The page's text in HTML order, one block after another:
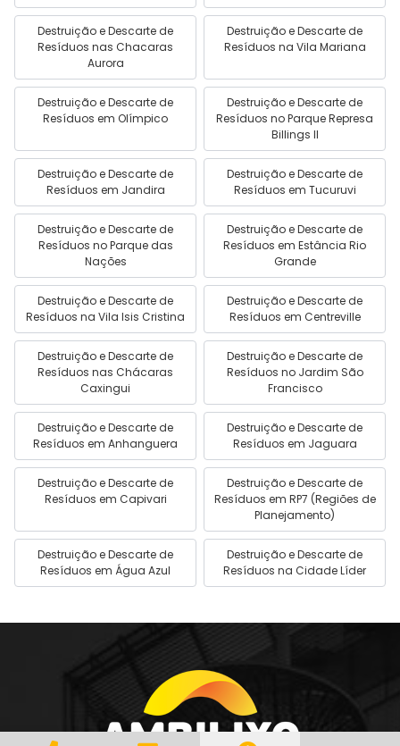
Destruição e Descarte de
Resíduos nas Chacaras
Aurora
Destruição e Descarte de
Resíduos na Vila Mariana
Destruição e Descarte de
Resíduos em Olímpico
Destruição e Descarte de
Resíduos no Parque Represa
Billings II
Destruição e Descarte de
Resíduos em Jandira
Destruição e Descarte de
Resíduos em Tucuruvi
Destruição e Descarte de
Resíduos no Parque das
Nações
Destruição e Descarte de
Resíduos em Estância Rio
Grande
Destruição e Descarte de
Resíduos na Vila Isis Cristina
Destruição e Descarte de
Resíduos em Centreville
Destruição e Descarte de
Resíduos nas Chácaras
Caxingui
Destruição e Descarte de
Resíduos no Jardim São
Francisco
Destruição e Descarte de
Resíduos em Anhanguera
Destruição e Descarte de
Resíduos em Jaguara
Destruição e Descarte de
Resíduos em Capivari
Destruição e Descarte de
Resíduos em RP7 (Regiões de
Planejamento)
Destruição e Descarte de
Resíduos em Água Azul
Destruição e Descarte de
Resíduos na Cidade Líder